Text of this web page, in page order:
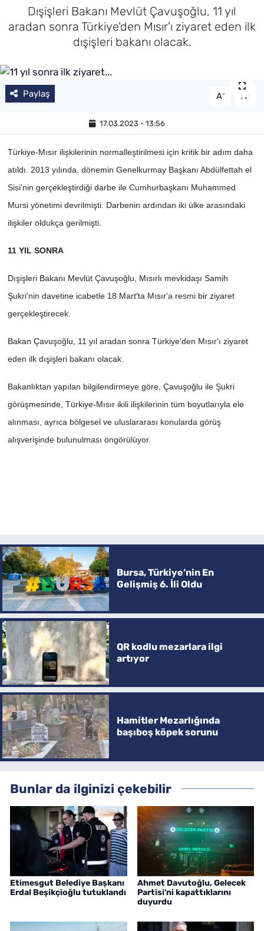
Dışişleri Bakanı Mevlüt Çavuşoğlu, 11 yıl
aradan sonra Türkiye'den Mısır'ı ziyaret eden ilk
dışişleri bakanı olacak.
Paylaş A- A +
17.03.2023 - 13:56
Türkiye-Mısır ilişkilerinin normalleştirilmesi için kritik bir adım daha
atıldı. 2013 yılında, dönemin Genelkurmay Başkanı Abdülfettah el
Sisi'nin gerçekleştirdiği darbe ile Cumhurbaşkanı Muhammed
Mursi yönetimi devrilmişti. Darbenin ardından iki ülke arasındaki
ilişkiler oldukça gerilmişti.
11 YIL SONRA
Dışişleri Bakanı Mevlüt Çavuşoğlu, Mısırlı mevkidaşı Samih
Şukri'nin davetine icabetle 18 Mart'ta Mısır'a resmi bir ziyaret
gerçekleştirecek.
Bakan Çavuşoğlu, 11 yıl aradan sonra Türkiye'den Mısır'ı ziyaret
eden ilk dışişleri bakanı olacak.
Bakanlıktan yapılan bilgilendirmeye göre, Çavuşoğlu ile Şukri
görüşmesinde, Türkiye-Mısır ikili ilişkilerinin tüm boyutlarıyla ele
alınması, ayrıca bölgesel ve uluslararası konularda görüş
alışverişinde bulunulması öngörülüyor.
Bursa, Türkiye’nin En
Gelişmiş 6. İli Oldu
QR kodlu mezarlara ilgi
artıyor
Hamitler Mezarlığında
başıboş köpek sorunu
Bunlar da ilginizi çekebilir
Etimesgut Belediye Başkanı
Erdal Beşikçioğlu tutuklandı
Ahmet Davutoğlu, Gelecek
Partisi'ni kapattıklarını
duyurdu